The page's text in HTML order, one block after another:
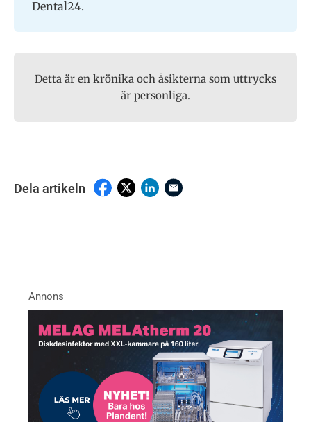
Dental24.
Detta är en krönika och åsikterna som uttrycks
är personliga.
Dela artikeln